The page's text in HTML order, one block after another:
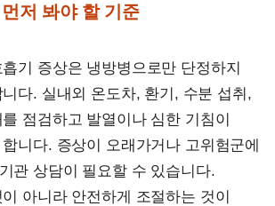
저 봐야 할 기준
기 증상은 냉방병으로만 단정하지
다. 실내외 온도차, 환기, 수분 섭취,
점검하고 발열이나 심한 기침이
니다. 증상이 오래가거나 고위험군에
관 상담이 필요할 수 있습니다.
아니라 안전하게 조절하는 것이